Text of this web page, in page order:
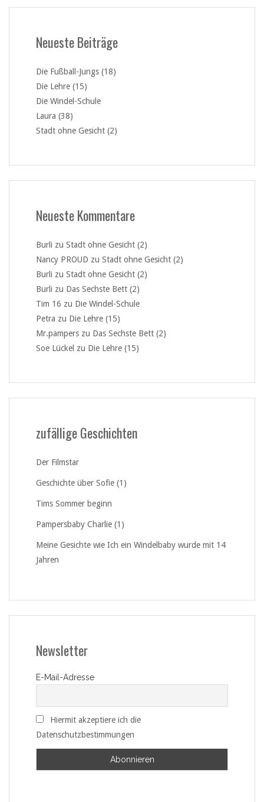
Neueste Beiträge
Die Fußball-Jungs (18)
Die Lehre (15)
Die Windel-Schule
Laura (38)
Stadt ohne Gesicht (2)
Neueste Kommentare
Burli zu Stadt ohne Gesicht (2)
Nancy PROUD zu Stadt ohne Gesicht (2)
Burli zu Stadt ohne Gesicht (2)
Burli zu Das Sechste Bett (2)
Tim 16 zu Die Windel-Schule
Petra zu Die Lehre (15)
Mr.pampers zu Das Sechste Bett (2)
Soe Lückel zu Die Lehre (15)
zufällige Geschichten
Der Filmstar
Geschichte über Sofie (1)
Tims Sommer beginn
Pampersbaby Charlie (1)
Meine Gesichte wie Ich ein Windelbaby wurde mit 14
Jahren
Newsletter
E-Mail-Adresse
Hiermit akzeptiere ich die
Datenschutzbestimmungen